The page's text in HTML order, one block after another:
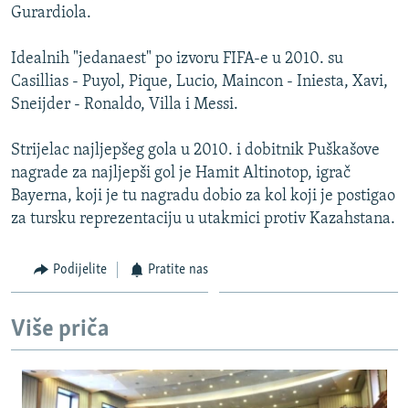
TV LIBERTY
POST SCRIPTUM
MOJA EVROPA
TRI DECENIJE OD RATA U BIH
SVE KARTE DEJTONA
NASTANAK I RASPAD JUGOSLAVIJE
Sve RFE/RL stranice
Gurardiola.
Idealnih "jedanaest" po izvoru FIFA-e u 2010. su
Casillias - Puyol, Pique, Lucio, Maincon - Iniesta, Xavi,
Sneijder - Ronaldo, Villa i Messi.
Strijelac najljepšeg gola u 2010. i dobitnik Puškašove
nagrade za najljepši gol je Hamit Altinotop, igrač
Bayerna, koji je tu nagradu dobio za kol koji je postigao
za tursku reprezentaciju u utakmici protiv Kazahstana.
Podijelite Pratite nas
Više priča